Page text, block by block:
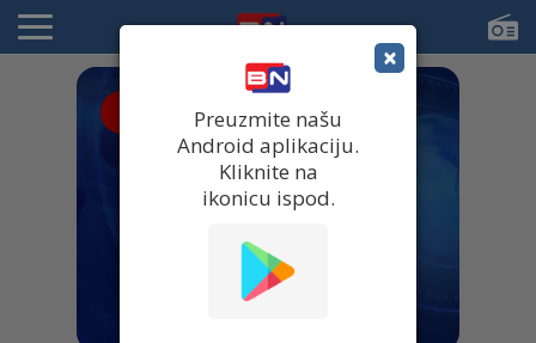
×
Preuzmite našu
Android aplikaciju.
Kliknite na
ikonicu ispod.